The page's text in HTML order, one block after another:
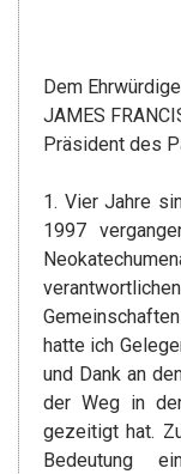
Dem
JAMES
Präsident des
1. Vier Jahre
1997
hatte ich
und Dank an
der Weg in
gezeitigt hat.
Bedeutung